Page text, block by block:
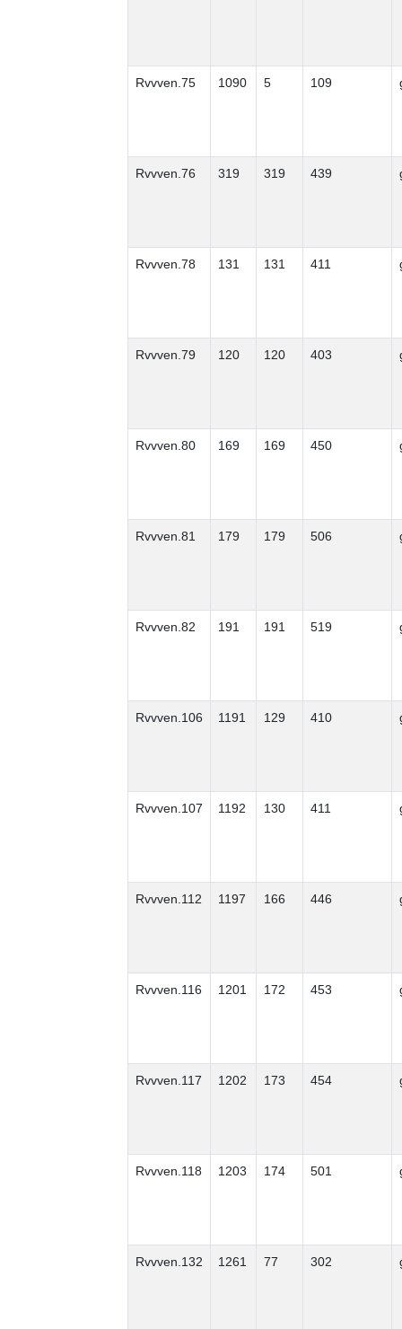
Rvvven.75 1090 5 109
Rvvven.76 319 319 439
Rvvven.78 131 131 411
Rvvven.79 120 120 403
Rvvven.80 169 169 450
Rvvven.81 179 179 506
Rvvven.82 191 191 519
Rvvven.106 1191 129 410
Rvvven.107 1192 130 411
Rvvven.112 1197 166 446
Rvvven.116 1201 172 453
Rvvven.117 1202 173 454
Rvvven.118 1203 174 501
Rvvven.132 1261 77 302